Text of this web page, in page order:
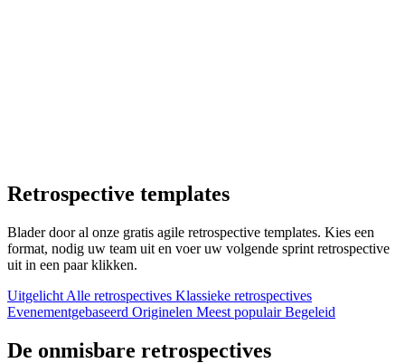
Retrospective templates
Blader door al onze gratis agile retrospective templates. Kies een
format, nodig uw team uit en voer uw volgende sprint retrospective
uit in een paar klikken.
Uitgelicht Alle retrospectives Klassieke retrospectives
Evenementgebaseerd Originelen Meest populairBegeleid
De onmisbare retrospectives